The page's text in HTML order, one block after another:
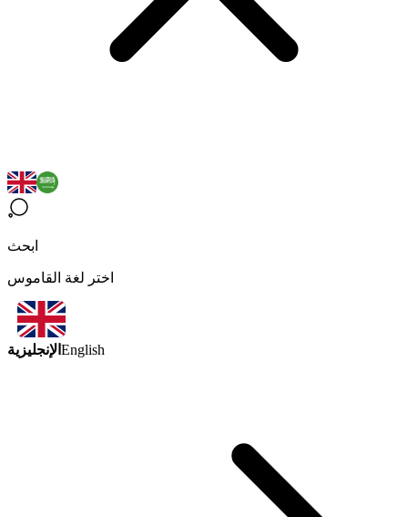
ابحث
اختر لغة القاموس
الإنجليزية English